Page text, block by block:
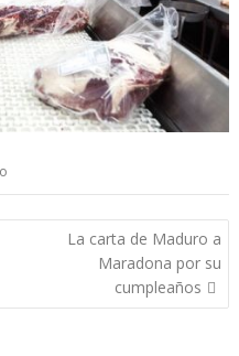
La carta de Maduro a
Maradona por su
cumpleaños